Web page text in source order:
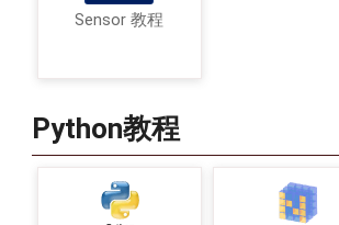
Sensor 教程
Python教程